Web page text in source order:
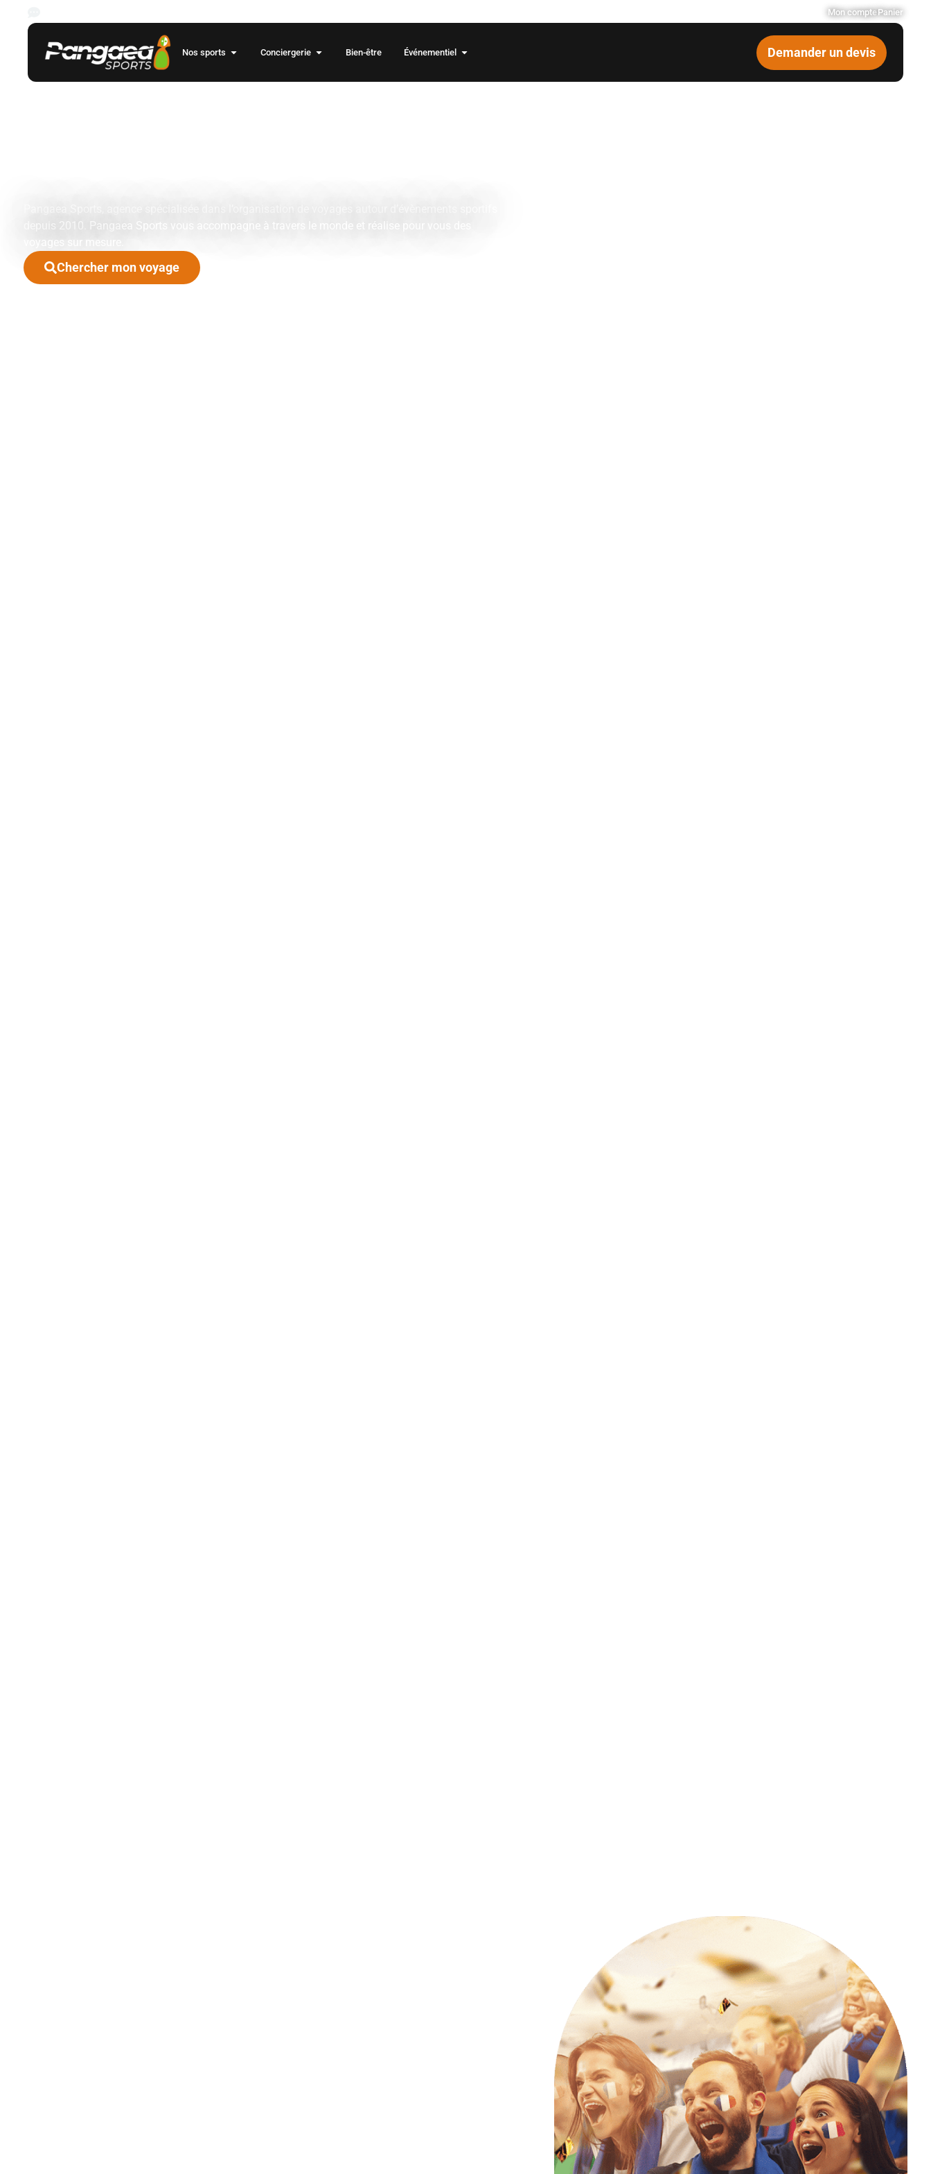
Mon compte Panier
Nos sports Conciergerie Bien-être Événementiel Demander un devis
Votre agence de
depuis 2010. Pangaea Sports vous accompagne à travers le monde et réalise pour vous des
voyages sur mesure.
Chercher mon voyage